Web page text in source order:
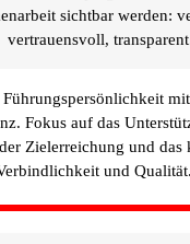
sichtbar werden:
vertrauensvoll,
Führungspersönlichkeit
Fokus auf das
Zielerreichung und das
und Qualität.